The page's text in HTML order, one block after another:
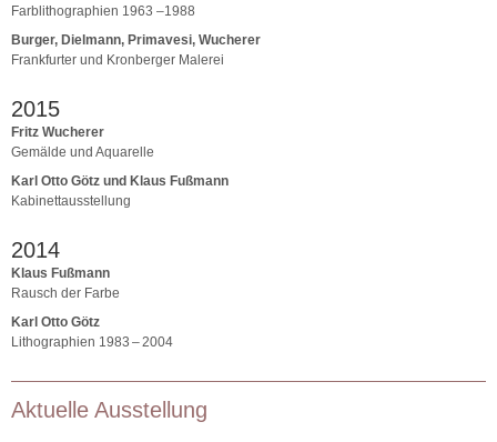
Farblithographien 1963 –1988
Burger, Dielmann, Primavesi, Wucherer
Frankfurter und Kronberger Malerei
2015
Fritz Wucherer
Gemälde und Aquarelle
Karl Otto Götz und Klaus Fußmann
Kabinettausstellung
2014
Klaus Fußmann
Rausch der Farbe
Karl Otto Götz
Lithographien 1983 – 2004
Aktuelle Ausstellung